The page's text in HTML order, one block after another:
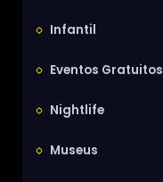
Infantil
Eventos Gratuitos
Nightlife
Museus